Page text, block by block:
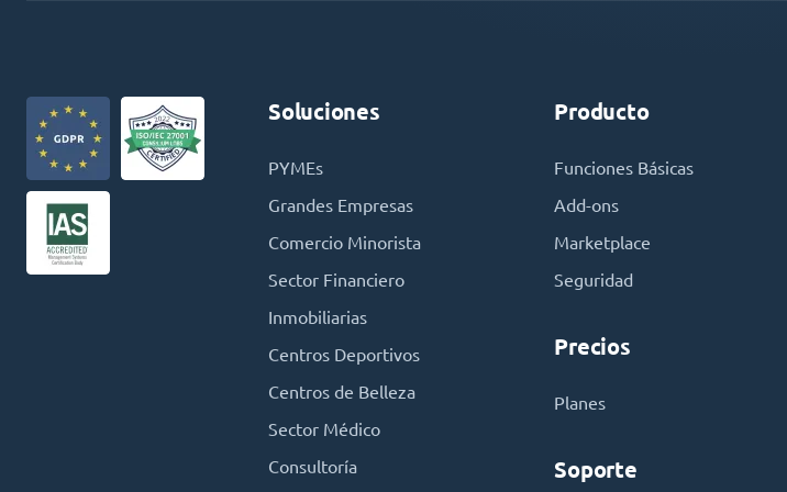
Soluciones
PYMEs
Grandes Empresas
Comercio Minorista
Sector Financiero
Inmobiliarias
Centros Deportivos
Centros de Belleza
Sector Médico
Consultoría
Producto
Funciones Básicas
Add-ons
Marketplace
Seguridad
Precios
Planes
Soporte